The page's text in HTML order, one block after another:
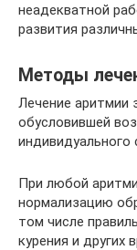
неадекватной
развития
Методы
Лечение аритмии
обусловившей
индивидуального
При любой
нормализацию
том числе
курения и других